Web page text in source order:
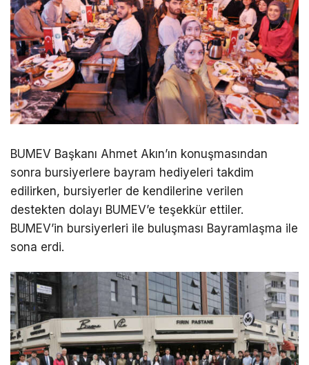
BUMEV Başkanı Ahmet Akın’ın konuşmasından
sonra bursiyerlere bayram hediyeleri takdim
edilirken, bursiyerler de kendilerine verilen
destekten dolayı BUMEV’e teşekkür ettiler.
BUMEV’in bursiyerleri ile buluşması Bayramlaşma ile
sona erdi.